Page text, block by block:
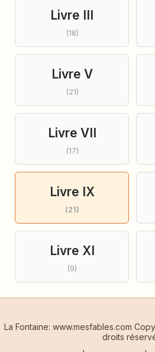
Livre III
(18)
Livre V
(21)
Livre VII
(17)
Livre IX
(21)
Livre XI
(9)
La Fontaine: www.mesfables.com
droits